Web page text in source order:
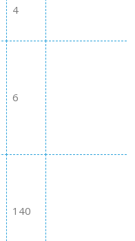
4
6
140